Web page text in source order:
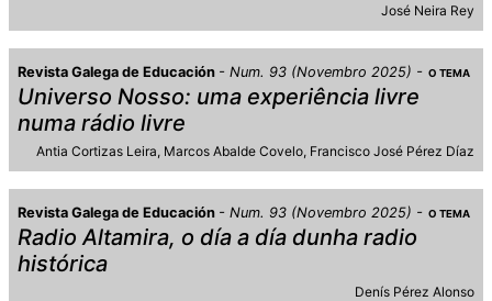
José Neira Rey
Revista Galega de Educación Num. 93 (Novembro 2025) O TEMA
Universo Nosso: uma experiência livre
numa rádio livre
Antia Cortizas Leira Marcos Abalde Covelo Francisco José Pérez Díaz
Revista Galega de Educación Num. 93 (Novembro 2025) O TEMA
Radio Altamira, o día a día dunha radio
histórica
Denís Pérez Alonso